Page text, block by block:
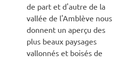
de part et d'autre de la
vallée de l'Amblève nous
donnent un aperçu des
plus beaux paysages
vallonnés et boisés de